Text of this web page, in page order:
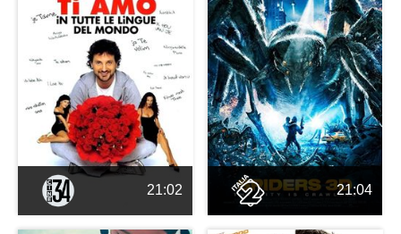
21:02 21:04